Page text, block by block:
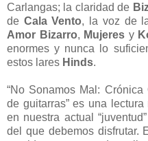
Carlangas; la claridad de
de Cala Vento, la voz de
Amor Bizarro, Mujeres y
enormes y nunca lo
estos lares Hinds.
“No Sonamos Mal:
de guitarras” es una
en nuestra actual
del que debemos disfrutar.